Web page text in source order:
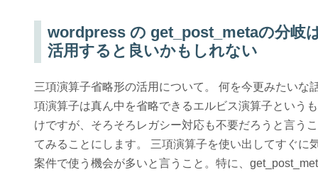
wordpress の get_post_metaの分岐
活用すると良いかもしれない
三項演算子省略形の活用について。 何を今更みたいな
項演算子は真ん中を省略できるエルビス演算子という
けですが、そろそろレガシー対応も不要だろうと言う
てみることにします。 三項演算子を使い出してすぐに
案件で使う機会が多いと言うこと。特に、